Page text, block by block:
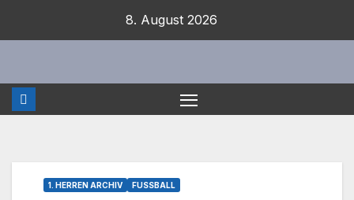
8. August 2026
1. HERREN ARCHIV FUSSBALL